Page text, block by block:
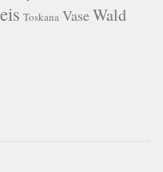
Toskana VaseWald